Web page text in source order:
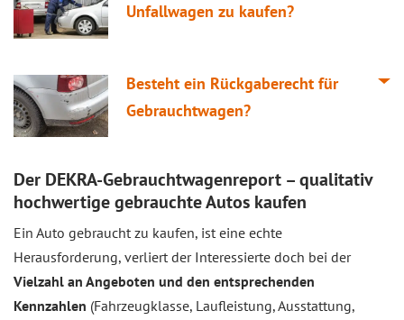
Unfallwagen zu kaufen?
Besteht ein Rückgaberecht für
Gebrauchtwagen?
Der DEKRA-Gebrauchtwagenreport – qualitativ
hochwertige gebrauchte Autos kaufen
Ein Auto gebraucht zu kaufen, ist eine echte
Herausforderung, verliert der Interessierte doch bei der
Vielzahl an Angeboten und den entsprechenden
Kennzahlen (Fahrzeugklasse, Laufleistung, Ausstattung,